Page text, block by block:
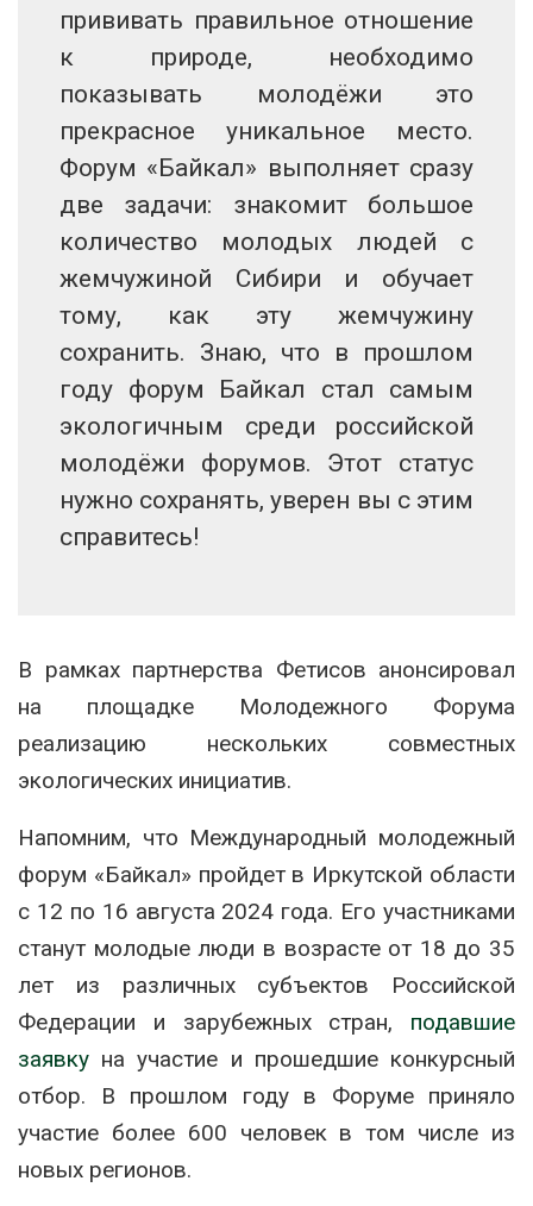
прививать правильное отношение
к природе, необходимо
показывать молодёжи это
прекрасное уникальное место.
Форум «Байкал» выполняет сразу
две задачи: знакомит большое
количество молодых людей с
жемчужиной Сибири и обучает
тому, как эту жемчужину
сохранить. Знаю, что в прошлом
году форум Байкал стал самым
экологичным среди российской
молодёжи форумов. Этот статус
нужно сохранять, уверен вы с этим
справитесь!
В рамках партнерства Фетисов анонсировал
на площадке Молодежного Форума
реализацию нескольких совместных
экологических инициатив.
Напомним, что Международный молодежный
форум «Байкал» пройдет в Иркутской области
с 12 по 16 августа 2024 года. Его участниками
станут молодые люди в возрасте от 18 до 35
лет из различных субъектов Российской
Федерации и зарубежных стран, подавшие
заявку на участие и прошедшие конкурсный
отбор. В прошлом году в Форуме приняло
участие более 600 человек в том числе из
новых регионов.